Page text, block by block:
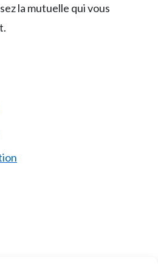
la mutuelle qui vous